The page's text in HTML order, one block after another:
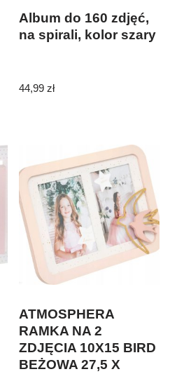
Album do 160 zdjęć,
na spirali, kolor szary
44,99zł
ATMOSPHERA
RAMKA NA 2
ZDJĘCIA 10X15 BIRD
BEŻOWA 27,5 X